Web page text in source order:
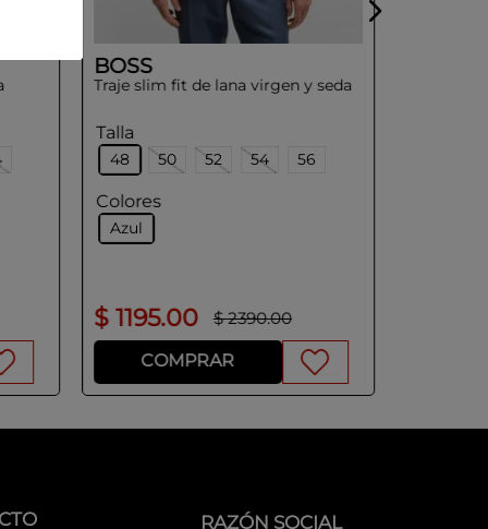
BOSS
Traje slim fit de lana virgen y seda
Talla
48 50 52 54 56
Colores
Azul
$ 1195.00 $ 2390.00
COMPRAR
RAZÓN SOCIAL